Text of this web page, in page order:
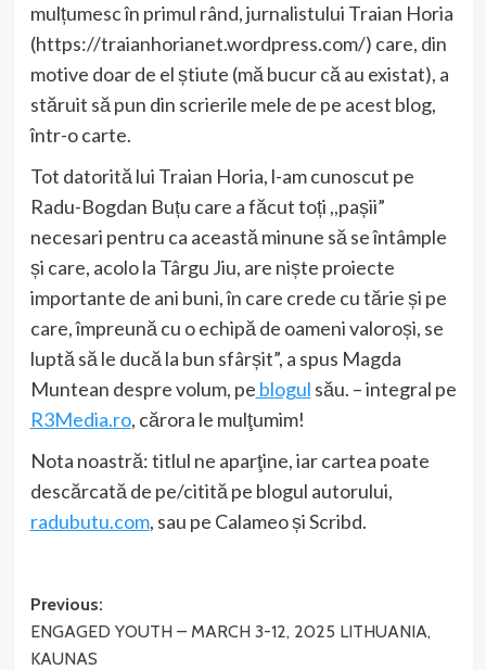
mulțumesc în primul rând, jurnalistului Traian Horia
(https://traianhorianet.wordpress.com/) care, din
motive doar de el știute (mă bucur că au existat), a
stăruit să pun din scrierile mele de pe acest blog,
într-o carte.
Tot datorită lui Traian Horia, l-am cunoscut pe
Radu-Bogdan Buțu care a făcut toți ,,pașii”
necesari pentru ca această minune să se întâmple
și care, acolo la Târgu Jiu, are niște proiecte
importante de ani buni, în care crede cu tărie și pe
care, împreună cu o echipă de oameni valoroși, se
luptă să le ducă la bun sfârșit”, a spus Magda
Muntean despre volum, pe blogul său. – integral pe
R3Media.ro, cărora le mulţumim!
Nota noastră: titlul ne aparţine, iar cartea poate
descărcată de pe/citită pe blogul autorului,
radubutu.com, sau pe Calameo și Scribd.
Post
navigation
Previous:
ENGAGED YOUTH – MARCH 3-12, 2025 LITHUANIA,
KAUNAS